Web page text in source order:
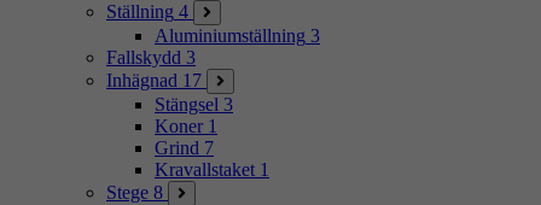
Ställning 4
Aluminiumställning 3
Fallskydd 3
Inhägnad 17
Stängsel 3
Koner 1
Grind 7
Kravallstaket 1
Stege 8